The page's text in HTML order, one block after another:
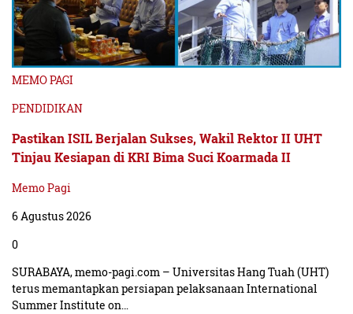
MEMO PAGI
PENDIDIKAN
Pastikan ISIL Berjalan Sukses, Wakil Rektor II UHT
Tinjau Kesiapan di KRI Bima Suci Koarmada II
Memo Pagi
6 Agustus 2026
0
SURABAYA, memo-pagi.com – Universitas Hang Tuah (UHT)
terus memantapkan persiapan pelaksanaan International
Summer Institute on…